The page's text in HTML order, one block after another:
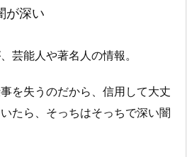
が深い
芸能人や著名人の情報。
を失うのだから、信用して大丈
たら、そっちはそっちで深い闇